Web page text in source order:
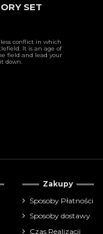
SET
conflict in which
It is an age of
field and lead your
down.
Zakupy
Sposoby Płatności
Sposoby dostawy
Czas Realizacji